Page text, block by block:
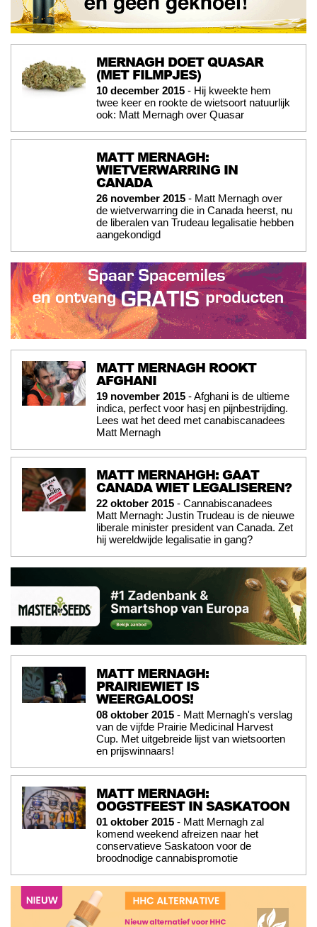
MERNAGH DOET QUASAR
(MET FILMPJES)
10 december 2015 - Hij kweekte hem
twee keer en rookte de wietsoort natuurlijk
ook: Matt Mernagh over Quasar
MATT MERNAGH:
WIETVERWARRING IN
CANADA
26 november 2015 - Matt Mernagh over
de wietverwarring die in Canada heerst, nu
de liberalen van Trudeau legalisatie hebben
aangekondigd
MATT MERNAGH ROOKT
AFGHANI
19 november 2015 - Afghani is de ultieme
indica, perfect voor hasj en pijnbestrijding.
Lees wat het deed met canabiscanadees
Matt Mernagh
MATT MERNAHGH: GAAT
CANADA WIET LEGALISEREN?
22 oktober 2015 - Cannabiscanadees
Matt Mernagh: Justin Trudeau is de nieuwe
liberale minister president van Canada. Zet
hij wereldwijde legalisatie in gang?
MATT MERNAGH:
PRAIRIEWIET IS
WEERGALOOS!
08 oktober 2015 - Matt Mernagh's verslag
van de vijfde Prairie Medicinal Harvest
Cup. Met uitgebreide lijst van wietsoorten
en prijswinnaars!
MATT MERNAGH:
OOGSTFEEST IN SASKATOON
01 oktober 2015 - Matt Mernagh zal
komend weekend afreizen naar het
conservatieve Saskatoon voor de
broodnodige cannabispromotie